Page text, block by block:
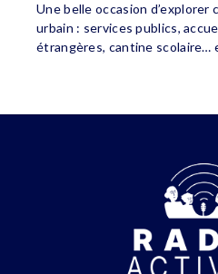
Une belle occasion
urbain : services publics,
étrangères, cantine scolaire…